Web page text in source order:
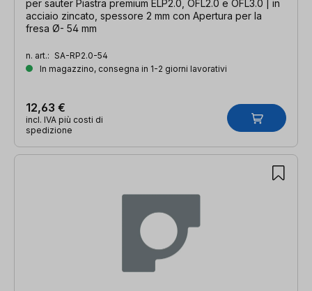
per sauter Piastra premium ELP2.0, OFL2.0 e OFL3.0 | in
acciaio zincato, spessore 2 mm con Apertura per la
fresa Ø- 54 mm
n. art.: SA-RP2.0-54
In magazzino, consegna in 1-2 giorni lavorativi
12,63 €
incl. IVA più costi di
spedizione